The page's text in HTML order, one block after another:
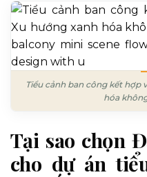
Tiểu cảnh ban công kết
hóa
Tại sao chọn
cho dự án